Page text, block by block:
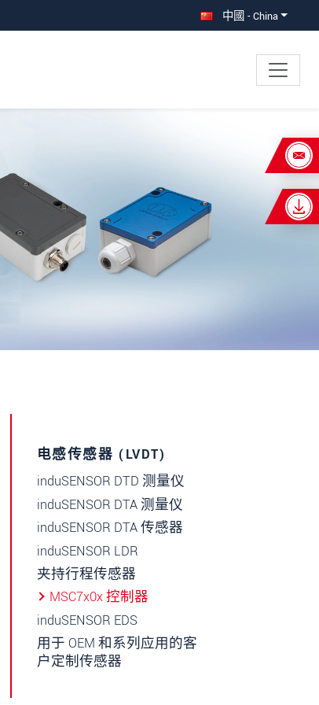
中國 - China
电感传感器 (LVDT)
induSENSOR DTD 测量仪
induSENSOR DTA 测量仪
induSENSOR DTA 传感器
induSENSOR LDR
夹持行程传感器
MSC7x0x 控制器
induSENSOR EDS
用于 OEM 和系列应用的客
户定制传感器